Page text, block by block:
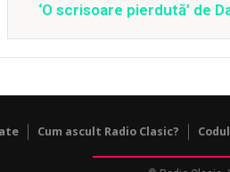
‘O scrisoare pierdută’ de
Cum ascult Radio Clasic?